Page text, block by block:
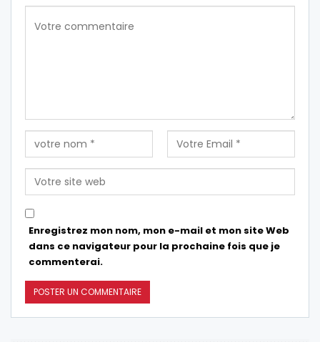
Enregistrez mon nom, mon e-mail et mon site Web
dans ce navigateur pour la prochaine fois que je
commenterai.